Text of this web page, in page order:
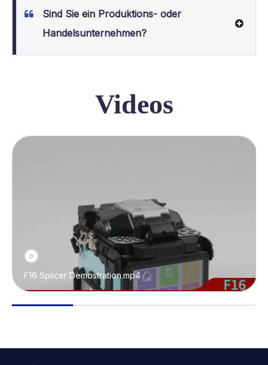
Sind Sie ein Produktions- oder
Handelsunternehmen?
Videos
F16 Splicer Demostration.mp4